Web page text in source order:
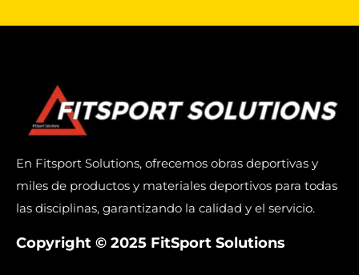
En Fitsport Solutions, ofrecemos obras deportivas y
miles de productos y materiales deportivos para todas
las disciplinas, garantizando la calidad y el servicio.
Copyright © 2025 FitSport Solutions